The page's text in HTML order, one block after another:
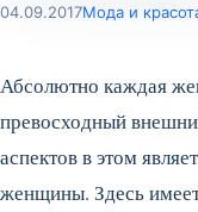
04.09.2017Мода и
Абсолютно каждая
превосходный
аспектов в этом
женщины. Здесь